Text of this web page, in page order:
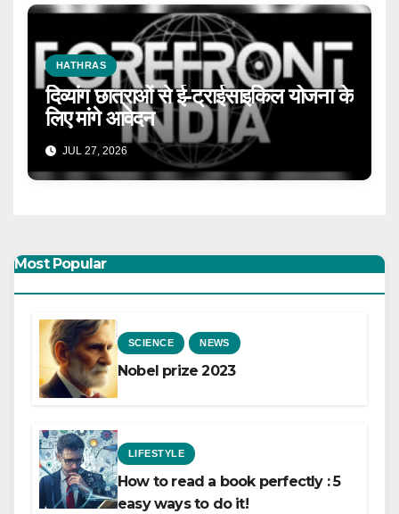
HATHRAS
दिव्यांग छात्राओं से ई-ट्राईसाइकिल योजना के
लिए मांगे आवेदन
JUL 27, 2026
Most Popular
SCIENCE NEWS
Nobel prize 2023
LIFESTYLE
How to read a book perfectly : 5
easy ways to do it!